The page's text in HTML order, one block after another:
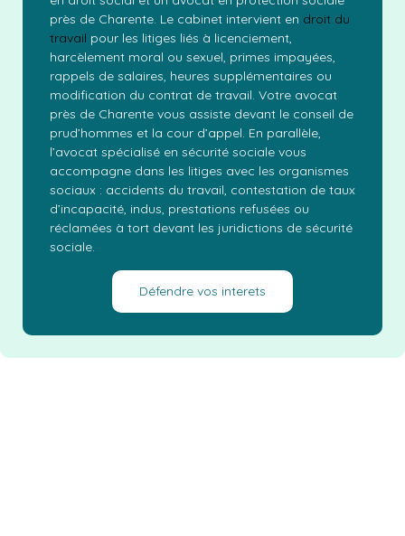
près de Charente. Le cabinet intervient en droit du
travail pour les litiges liés à licenciement,
harcèlement moral ou sexuel, primes impayées,
rappels de salaires, heures supplémentaires ou
modification du contrat de travail. Votre avocat
près de Charente vous assiste devant le conseil de
prud’hommes et la cour d’appel. En parallèle,
l’avocat spécialisé en sécurité sociale vous
accompagne dans les litiges avec les organismes
sociaux : accidents du travail, contestation de taux
d’incapacité, indus, prestations refusées ou
réclamées à tort devant les juridictions de sécurité
sociale.
Défendre vos interets